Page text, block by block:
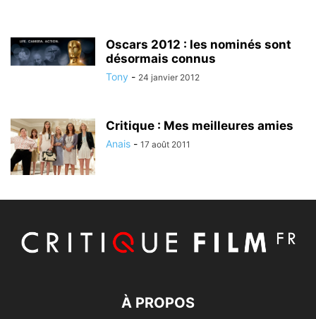
Oscars 2012 : les nominés sont
désormais connus
Tony - 24 janvier 2012
Critique : Mes meilleures amies
Anais - 17 août 2011
À PROPOS